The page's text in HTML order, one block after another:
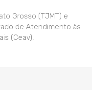
Grosso (TJMT) e
de Atendimento às
(Ceav),